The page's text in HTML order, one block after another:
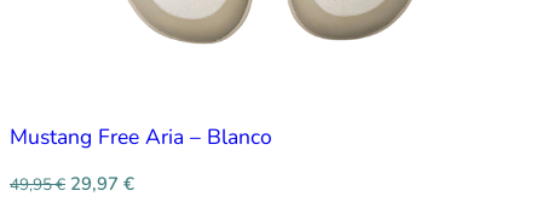
Mustang Free Aria – Blanco
49,95€ 29,97 €